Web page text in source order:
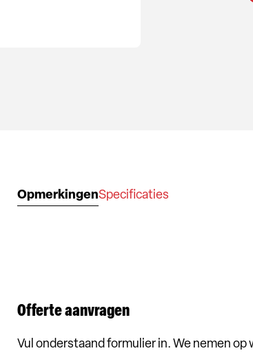
OpmerkingenSpecificaties
Offerte aanvragen
Vul onderstaand formulier in. We nemen op